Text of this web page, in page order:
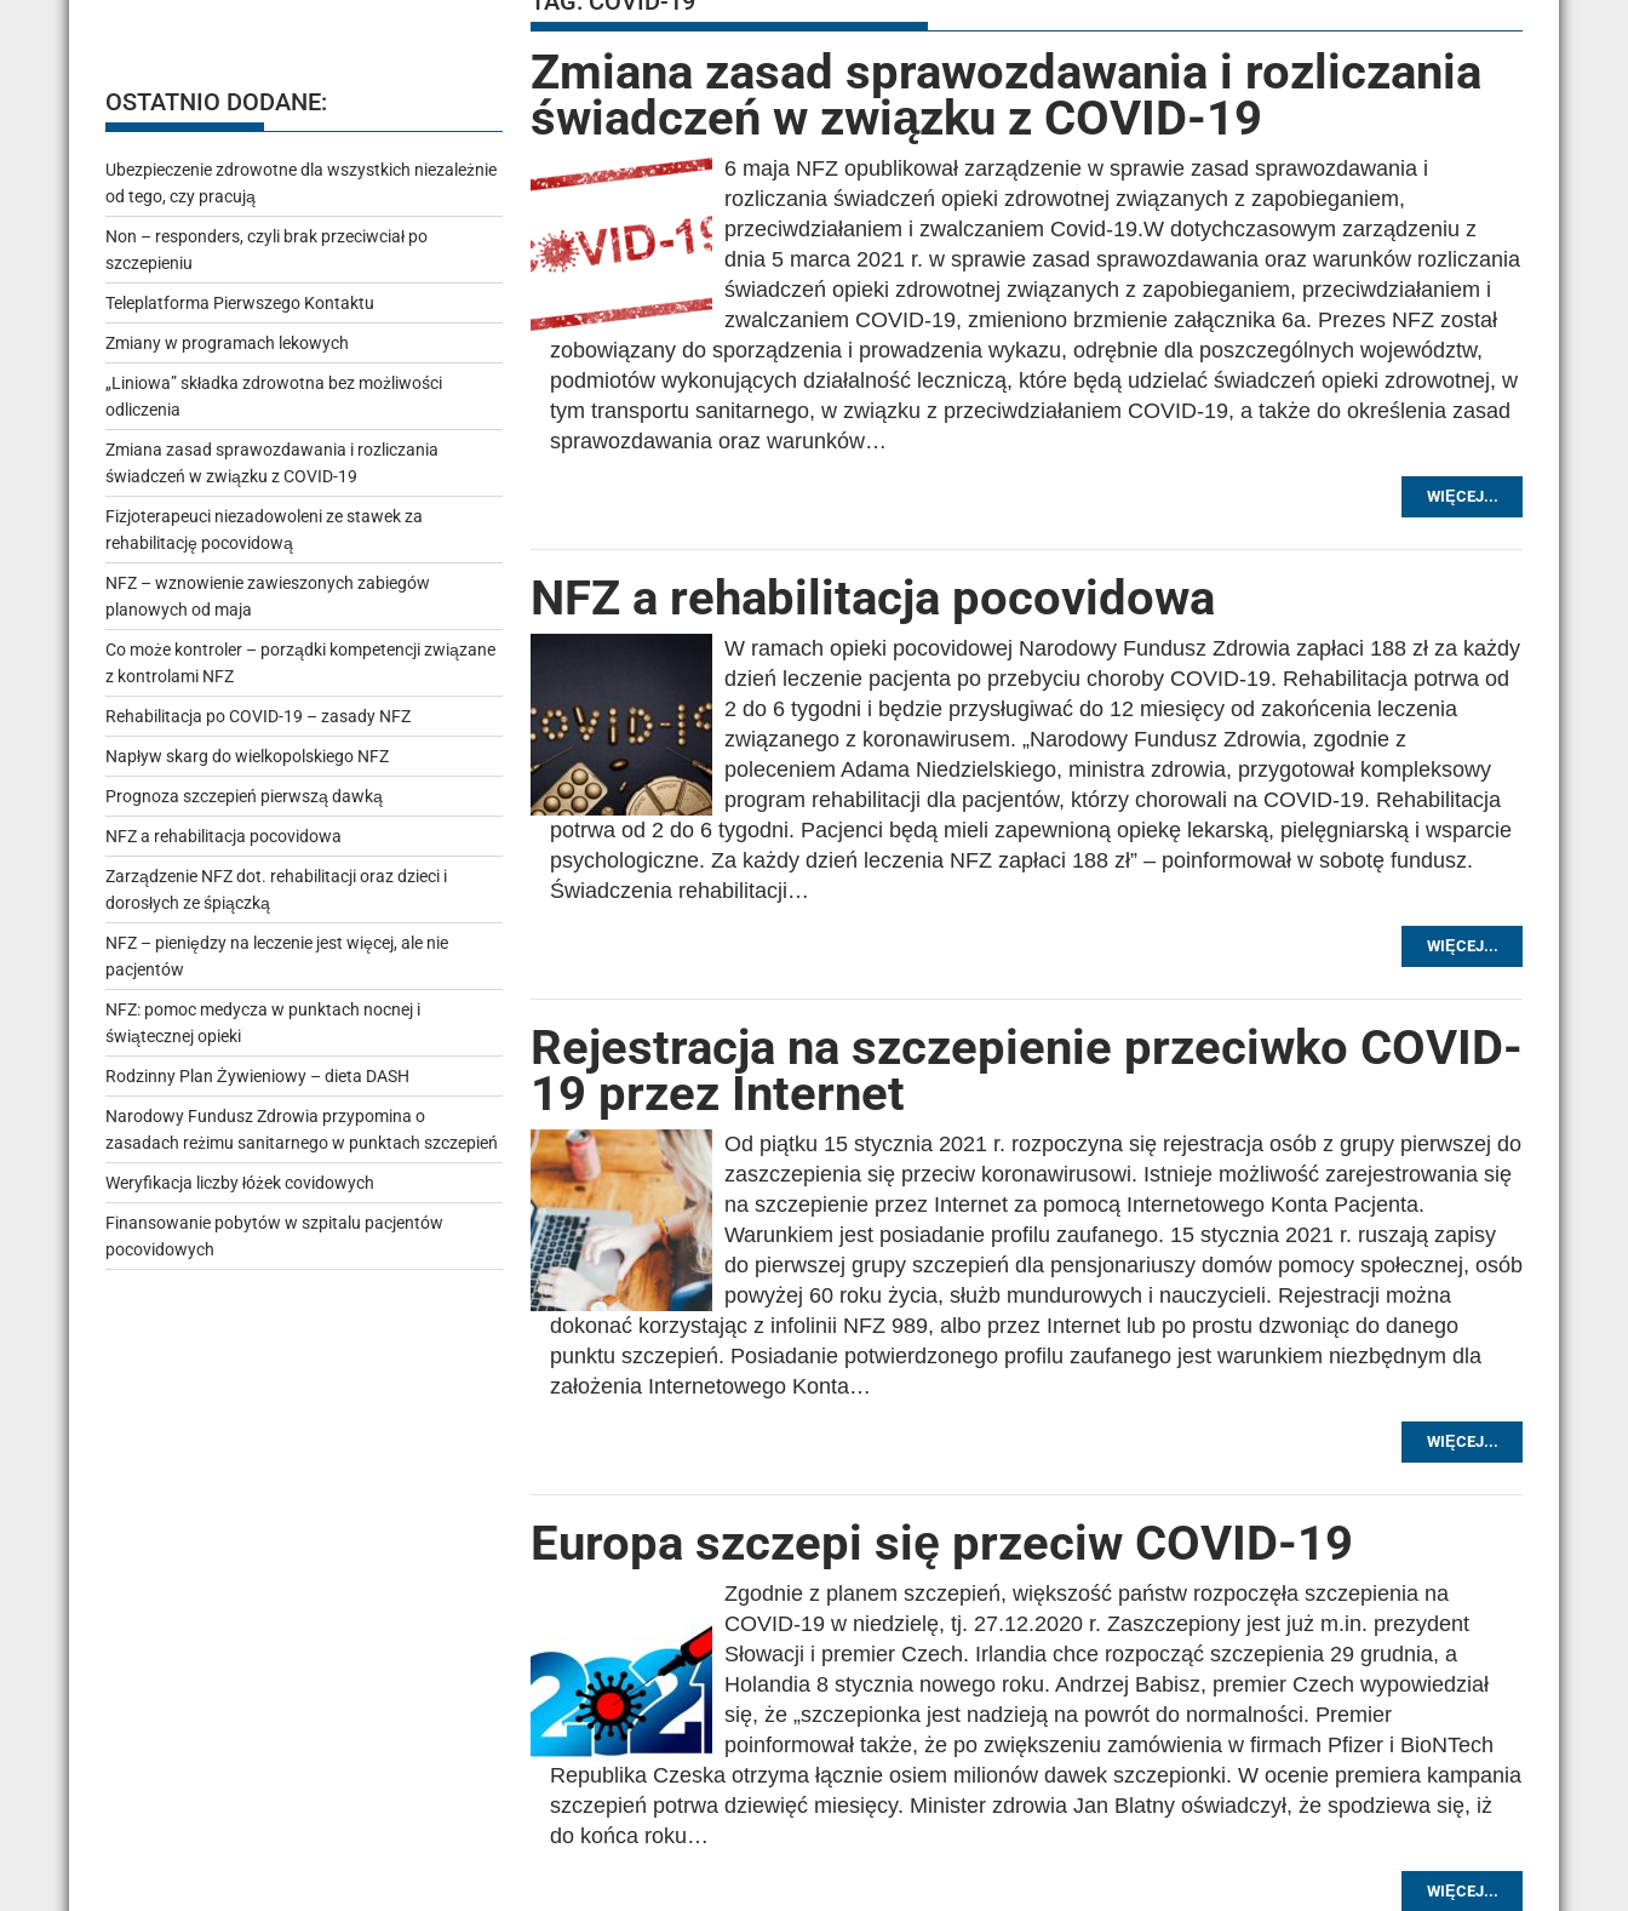
Zmiana zasad sprawozdawania i rozliczania
świadczeń w związku z COVID-19
6 maja NFZ opublikował zarządzenie w sprawie zasad sprawozdawania i
rozliczania świadczeń opieki zdrowotnej związanych z zapobieganiem,
przeciwdziałaniem i zwalczaniem Covid-19.W dotychczasowym zarządzeniu z
dnia 5 marca 2021 r. w sprawie zasad sprawozdawania oraz warunków rozliczania
świadczeń opieki zdrowotnej związanych z zapobieganiem, przeciwdziałaniem i
zwalczaniem COVID-19, zmieniono brzmienie załącznika 6a. Prezes NFZ został
zobowiązany do sporządzenia i prowadzenia wykazu, odrębnie dla poszczególnych województw,
podmiotów wykonujących działalność leczniczą, które będą udzielać świadczeń opieki zdrowotnej, w
tym transportu sanitarnego, w związku z przeciwdziałaniem COVID-19, a także do określenia zasad
sprawozdawania oraz warunków…
WIĘCEJ...
NFZ a rehabilitacja pocovidowa
W ramach opieki pocovidowej Narodowy Fundusz Zdrowia zapłaci 188 zł za każdy
dzień leczenie pacjenta po przebyciu choroby COVID-19. Rehabilitacja potrwa od
2 do 6 tygodni i będzie przysługiwać do 12 miesięcy od zakońcenia leczenia
związanego z koronawirusem. „Narodowy Fundusz Zdrowia, zgodnie z
poleceniem Adama Niedzielskiego, ministra zdrowia, przygotował kompleksowy
program rehabilitacji dla pacjentów, którzy chorowali na COVID-19. Rehabilitacja
potrwa od 2 do 6 tygodni. Pacjenci będą mieli zapewnioną opiekę lekarską, pielęgniarską i wsparcie
psychologiczne. Za każdy dzień leczenia NFZ zapłaci 188 zł” – poinformował w sobotę fundusz.
Świadczenia rehabilitacji…
WIĘCEJ...
Rejestracja na szczepienie przeciwko COVID-
19 przez Internet
Od piątku 15 stycznia 2021 r. rozpoczyna się rejestracja osób z grupy pierwszej do
zaszczepienia się przeciw koronawirusowi. Istnieje możliwość zarejestrowania się
na szczepienie przez Internet za pomocą Internetowego Konta Pacjenta.
Warunkiem jest posiadanie profilu zaufanego. 15 stycznia 2021 r. ruszają zapisy
do pierwszej grupy szczepień dla pensjonariuszy domów pomocy społecznej, osób
powyżej 60 roku życia, służb mundurowych i nauczycieli. Rejestracji można
dokonać korzystając z infolinii NFZ 989, albo przez Internet lub po prostu dzwoniąc do danego
punktu szczepień. Posiadanie potwierdzonego profilu zaufanego jest warunkiem niezbędnym dla
założenia Internetowego Konta…
WIĘCEJ...
Europa szczepi się przeciw COVID-19
Zgodnie z planem szczepień, większość państw rozpoczęła szczepienia na
COVID-19 w niedzielę, tj. 27.12.2020 r. Zaszczepiony jest już m.in. prezydent
Słowacji i premier Czech. Irlandia chce rozpocząć szczepienia 29 grudnia, a
Holandia 8 stycznia nowego roku. Andrzej Babisz, premier Czech wypowiedział
się, że „szczepionka jest nadzieją na powrót do normalności. Premier
poinformował także, że po zwiększeniu zamówienia w firmach Pfizer i BioNTech
Republika Czeska otrzyma łącznie osiem milionów dawek szczepionki. W ocenie premiera kampania
szczepień potrwa dziewięć miesięcy. Minister zdrowia Jan Blatny oświadczył, że spodziewa się, iż
do końca roku…
WIĘCEJ...
OSTATNIO DODANE:
Ubezpieczenie zdrowotne dla wszystkich niezależnie
od tego, czy pracują
Non – responders, czyli brak przeciwciał po
szczepieniu
Teleplatforma Pierwszego Kontaktu
Zmiany w programach lekowych
„Liniowa” składka zdrowotna bez możliwości
odliczenia
Zmiana zasad sprawozdawania i rozliczania
świadczeń w związku z COVID-19
Fizjoterapeuci niezadowoleni ze stawek za
rehabilitację pocovidową
NFZ – wznowienie zawieszonych zabiegów
planowych od maja
Co może kontroler – porządki kompetencji związane
z kontrolami NFZ
Rehabilitacja po COVID-19 – zasady NFZ
Napływ skarg do wielkopolskiego NFZ
Prognoza szczepień pierwszą dawką
NFZ a rehabilitacja pocovidowa
Zarządzenie NFZ dot. rehabilitacji oraz dzieci i
dorosłych ze śpiączką
NFZ – pieniędzy na leczenie jest więcej, ale nie
pacjentów
NFZ: pomoc medycza w punktach nocnej i
świątecznej opieki
Rodzinny Plan Żywieniowy – dieta DASH
Narodowy Fundusz Zdrowia przypomina o
zasadach reżimu sanitarnego w punktach szczepień
Weryfikacja liczby łóżek covidowych
Finansowanie pobytów w szpitalu pacjentów
pocovidowych